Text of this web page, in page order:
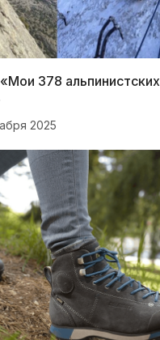
378 альпинистских
2025